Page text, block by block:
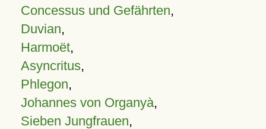
Concessus und Gefährten,
Duvian,
Harmoët,
Asyncritus,
Phlegon,
Johannes von Organyà,
Sieben Jungfrauen,